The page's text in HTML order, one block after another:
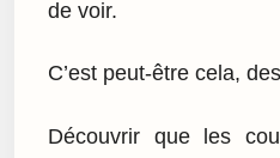
de voir.
C’est peut-être cela,
Découvrir que les